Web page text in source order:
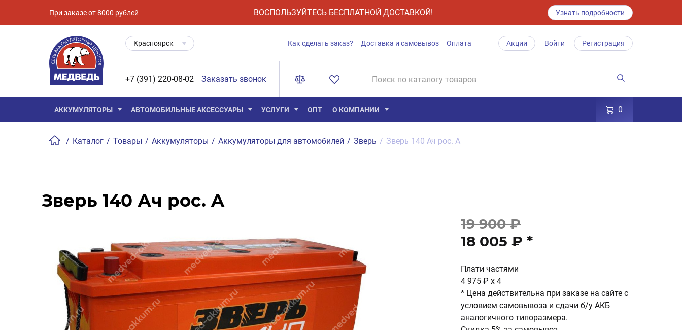
При заказе от 8000 рублей ВОСПОЛЬЗУЙТЕСЬ БЕСПЛАТНОЙ ДОСТАВКОЙ! Узнать подробности
Красноярск Как сделать заказ? Доставка и самовывоз Оплата Акции Войти Регистрация
+7 (391) 220-08-02 Заказать звонок
АККУМУЛЯТОРЫ АВТОМОБИЛЬНЫЕ АКСЕССУАРЫ УСЛУГИ ОПТ О КОМПАНИИ 0
/ Каталог / Товары / Аккумуляторы / Аккумуляторы для автомобилей / Зверь / Зверь 140 Ач рос. A
Зверь 140 Ач рос. A
19 900 ₽
18 005 ₽ *
Плати частями
4 975 ₽ x 4
* Цена действительна при заказе на сайте с
условием самовывоза и сдачи б/у АКБ
аналогичного типоразмера.